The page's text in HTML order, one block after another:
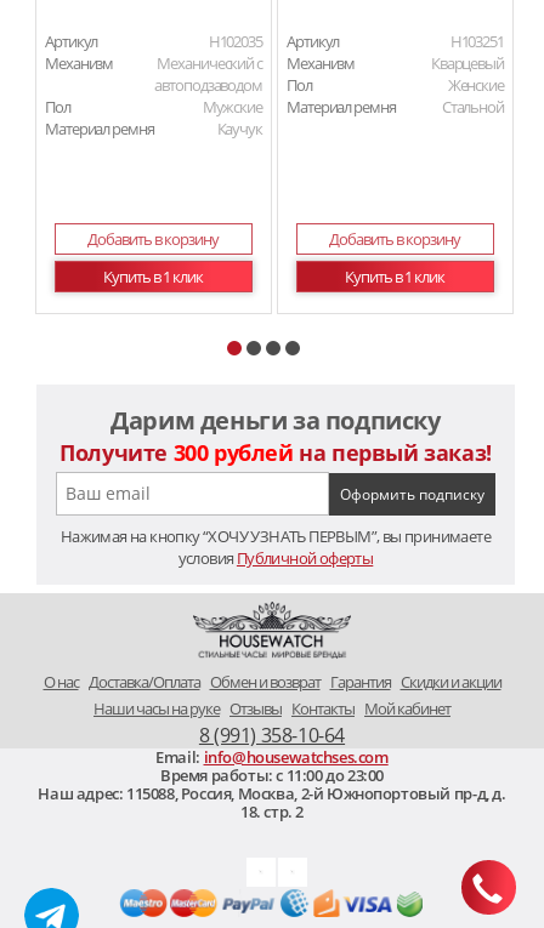
Артикул
H102035
Механизм
Механический с
автоподзаводом
Пол
Мужские
Материал ремня
Каучук
Добавить в корзину
Купить в 1 клик
Артикул
H103251
Механизм
Кварцевый
Пол
Женские
Материал ремня
Стальной
Добавить в корзину
Купить в 1 клик
Дарим деньги за подписку
Получите 300 рублей на первый заказ!
Нажимая на кнопку “ХОЧУ УЗНАТЬ ПЕРВЫМ”, вы принимаете
условия Публичной оферты
O нас Доставка/Оплата Обмен и возврат Гарантия Скидки и акции
Наши часы на руке Отзывы Контакты Мой кабинет
8 (991) 358-10-64
Email: info@housewatchses.com
Время работы: c 11:00 до 23:00
Наш адрес: 115088,Россия, Москва,2-й Южнопортовый пр-д, д.
18. стр. 2